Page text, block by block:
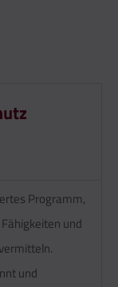
Programm,
und
und